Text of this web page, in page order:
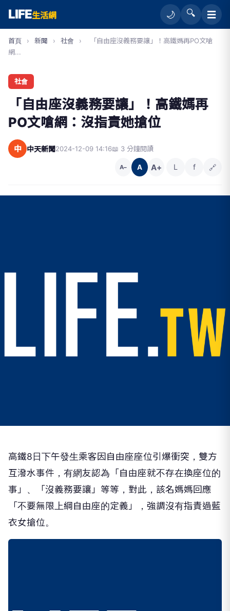
LIFE生活網 🌙 🔍 ☰
首頁 › 新聞 › 社會 ›
「自由座沒義務要讓」！高鐵媽再PO文嗆
網...
社會
「自由座沒義務要讓」！高鐵媽再
PO文嗆網：沒指責她搶位
中 中天新聞2024-12-09 14:16📖 3 分鐘閱讀
A− A A+ L f 🔗
高鐵8日下午發生乘客因自由座座位引爆衝突，雙方
互潑水事件，有網友認為「自由座就不存在換座位的
事」、「沒義務要讓」等等，對此，該名媽媽回應
「不要無限上綱自由座的定義」，強調沒有指責過藍
衣女搶位。